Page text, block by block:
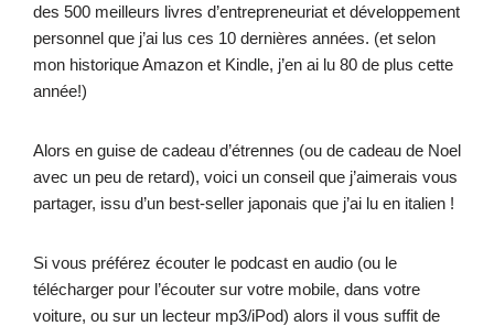
des 500 meilleurs livres d’entrepreneuriat et développement
personnel que j’ai lus ces 10 dernières années. (et selon
mon historique Amazon et Kindle, j’en ai lu 80 de plus cette
année!)
Alors en guise de cadeau d’étrennes (ou de cadeau de Noel
avec un peu de retard), voici un conseil que j’aimerais vous
partager, issu d’un best-seller japonais que j’ai lu en italien !
Si vous préférez écouter le podcast en audio (ou le
télécharger pour l’écouter sur votre mobile, dans votre
voiture, ou sur un lecteur mp3/iPod) alors il vous suffit de